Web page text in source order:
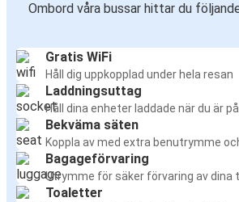
Ombord våra bussar hittar du
Gratis WiFi
Håll dig uppkopplad under hela resan
Laddningsuttag
Håll dina enheter laddade när du är
Bekväma säten
Koppla av med extra benutrymme
Bagageförvaring
Utrymme för säker förvaring av dina
Toaletter